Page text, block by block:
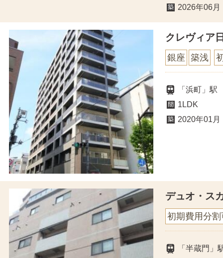
2026年06月
クレヴィア
銀座 築浅
「浜町」
1LDK
2020年01月
デュオ・ス
初期費用分割
「半蔵門